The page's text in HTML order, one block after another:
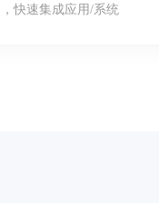
快速集成应用/系统